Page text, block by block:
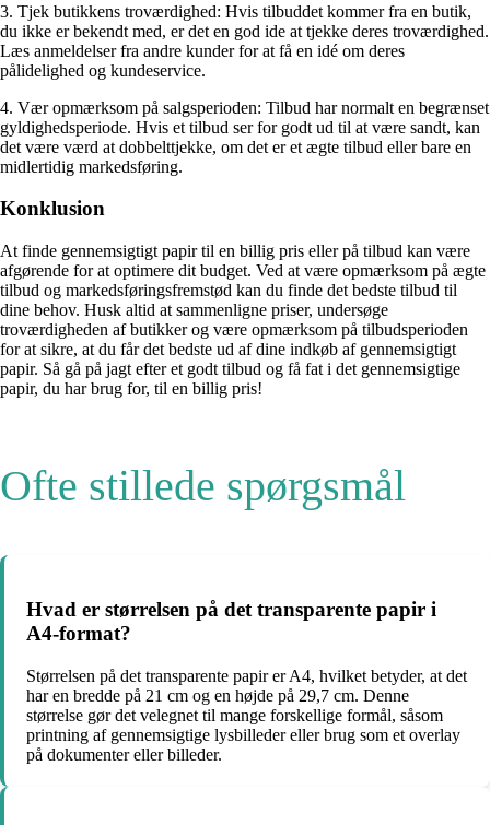
3. Tjek butikkens troværdighed: Hvis tilbuddet kommer fra en butik,
du ikke er bekendt med, er det en god ide at tjekke deres troværdighed.
Læs anmeldelser fra andre kunder for at få en idé om deres
pålidelighed og kundeservice.
4. Vær opmærksom på salgsperioden: Tilbud har normalt en begrænset
gyldighedsperiode. Hvis et tilbud ser for godt ud til at være sandt, kan
det være værd at dobbelttjekke, om det er et ægte tilbud eller bare en
midlertidig markedsføring.
Konklusion
At finde gennemsigtigt papir til en billig pris eller på tilbud kan være
afgørende for at optimere dit budget. Ved at være opmærksom på ægte
tilbud og markedsføringsfremstød kan du finde det bedste tilbud til
dine behov. Husk altid at sammenligne priser, undersøge
troværdigheden af ​​butikker og være opmærksom på tilbudsperioden
for at sikre, at du får det bedste ud af dine indkøb af gennemsigtigt
papir. Så gå på jagt efter et godt tilbud og få fat i det gennemsigtige
papir, du har brug for, til en billig pris!
Ofte stillede spørgsmål
Hvad er størrelsen på det transparente papir i
A4-format?
Størrelsen på det transparente papir er A4, hvilket betyder, at det
har en bredde på 21 cm og en højde på 29,7 cm. Denne
størrelse gør det velegnet til mange forskellige formål, såsom
printning af gennemsigtige lysbilleder eller brug som et overlay
på dokumenter eller billeder.